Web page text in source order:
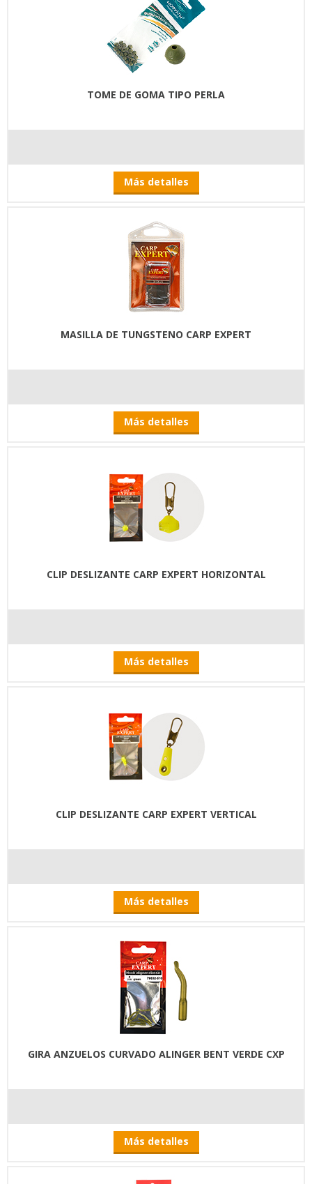
TOME DE GOMA TIPO PERLA
Más detalles
MASILLA DE TUNGSTENO CARP EXPERT
Más detalles
CLIP DESLIZANTE CARP EXPERT HORIZONTAL
Más detalles
CLIP DESLIZANTE CARP EXPERT VERTICAL
Más detalles
GIRA ANZUELOS CURVADO ALINGER BENT VERDE CXP
Más detalles